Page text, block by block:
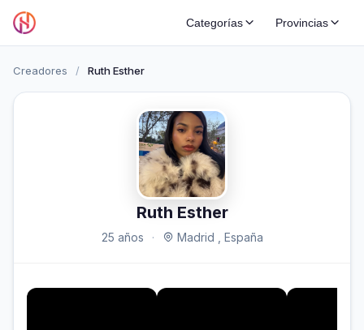
Categorías Provincias
Creadores / Ruth Esther
Ruth Esther
25 años · Madrid , España